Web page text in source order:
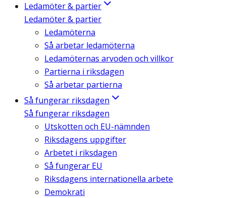
Ledamöter & partier
Ledamöter & partier
Ledamöterna
Så arbetar ledamöterna
Ledamöternas arvoden och villkor
Partierna i riksdagen
Så arbetar partierna
Så fungerar riksdagen
Så fungerar riksdagen
Utskotten och EU-nämnden
Riksdagens uppgifter
Arbetet i riksdagen
Så fungerar EU
Riksdagens internationella arbete
Demokrati